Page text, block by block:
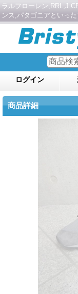
ラルフローレン
ンス,パタゴニアといっ
ログイン
商品詳細